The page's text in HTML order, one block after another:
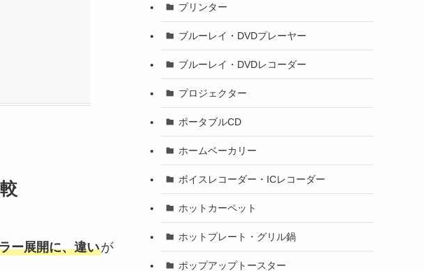
ー展開に、違いが
プリンター
ブルーレイ・DVDプレーヤー
ブルーレイ・DVDレコーダー
プロジェクター
ポータブルCD
ホームベーカリー
ボイスレコーダー・ICレコーダー
ホットカーペット
ホットプレート・グリル鍋
ポップアップトースター